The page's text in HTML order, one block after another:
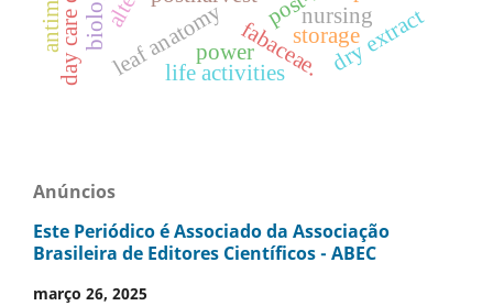
leaf anatomyfabaceae.dry extract
life activities
nursing
storage
power
Anúncios
Este Periódico é Associado da Associação
Brasileira de Editores Científicos - ABEC
março 26, 2025